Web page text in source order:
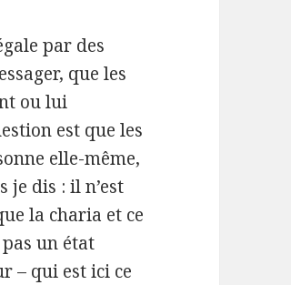
par des
que les
ou lui
est que les
elle-même,
je dis : il n’est
la charia et ce
un état
– qui est ici ce